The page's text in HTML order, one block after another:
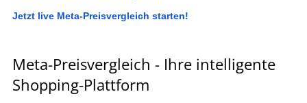
Jetzt live Meta-Preisvergleich starten!
Meta-Preisvergleich - Ihre intelligente
Shopping-Plattform